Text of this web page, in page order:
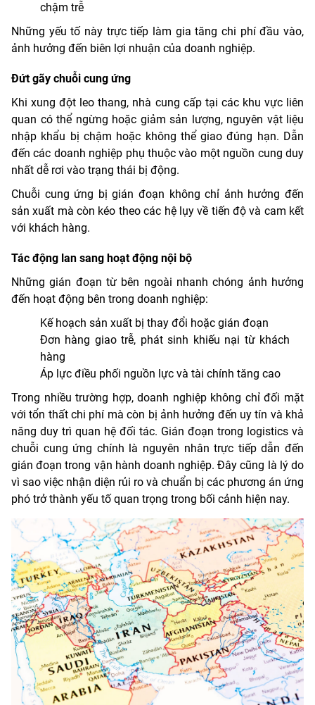
chậm trễ
Những yếu tố này trực tiếp làm gia tăng chi phí đầu vào,
ảnh hưởng đến biên lợi nhuận của doanh nghiệp.
Đứt gãy chuỗi cung ứng
Khi xung đột leo thang, nhà cung cấp tại các khu vực liên
quan có thể ngừng hoặc giảm sản lượng, nguyên vật liệu
nhập khẩu bị chậm hoặc không thể giao đúng hạn. Dẫn
đến các doanh nghiệp phụ thuộc vào một nguồn cung duy
nhất dễ rơi vào trạng thái bị động.
Chuỗi cung ứng bị gián đoạn không chỉ ảnh hưởng đến
sản xuất mà còn kéo theo các hệ lụy về tiến độ và cam kết
với khách hàng.
Tác động lan sang hoạt động nội bộ
Những gián đoạn từ bên ngoài nhanh chóng ảnh hưởng
đến hoạt động bên trong doanh nghiệp:
Kế hoạch sản xuất bị thay đổi hoặc gián đoạn
Đơn hàng giao trễ, phát sinh khiếu nại từ khách
hàng
Áp lực điều phối nguồn lực và tài chính tăng cao
Trong nhiều trường hợp, doanh nghiệp không chỉ đối mặt
với tổn thất chi phí mà còn bị ảnh hưởng đến uy tín và khả
năng duy trì quan hệ đối tác. Gián đoạn trong logistics và
chuỗi cung ứng chính là nguyên nhân trực tiếp dẫn đến
gián đoạn trong vận hành doanh nghiệp. Đây cũng là lý do
vì sao việc nhận diện rủi ro và chuẩn bị các phương án ứng
phó trở thành yếu tố quan trọng trong bối cảnh hiện nay.